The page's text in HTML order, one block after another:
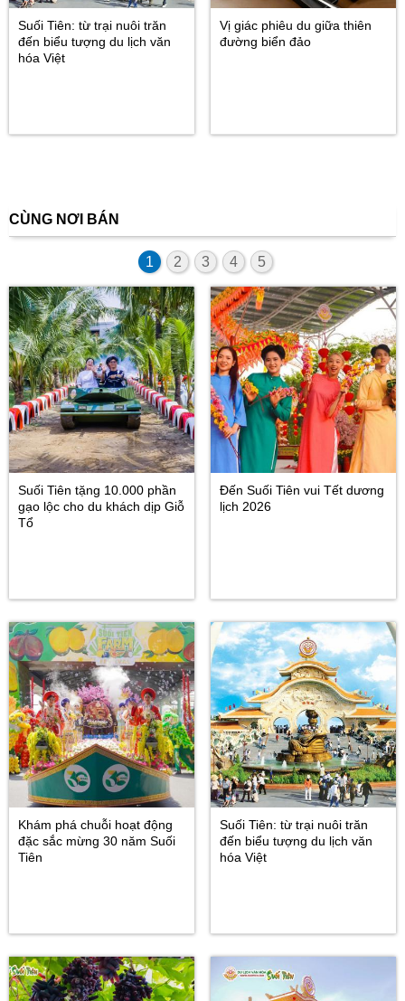
Suối Tiên: từ trại nuôi trăn
đến biểu tượng du lịch văn
hóa Việt
Vị giác phiêu du giữa thiên
đường biển đảo
CÙNG NƠI BÁN
1 2 3 4 5
Suối Tiên tặng 10.000 phần
gạo lộc cho du khách dịp Giỗ
Tổ
Đến Suối Tiên vui Tết dương
lịch 2026
Khám phá chuỗi hoạt động
đặc sắc mừng 30 năm Suối
Tiên
Suối Tiên: từ trại nuôi trăn
đến biểu tượng du lịch văn
hóa Việt